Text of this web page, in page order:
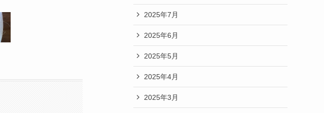
2025年7月
2025年6月
2025年5月
2025年4月
2025年3月